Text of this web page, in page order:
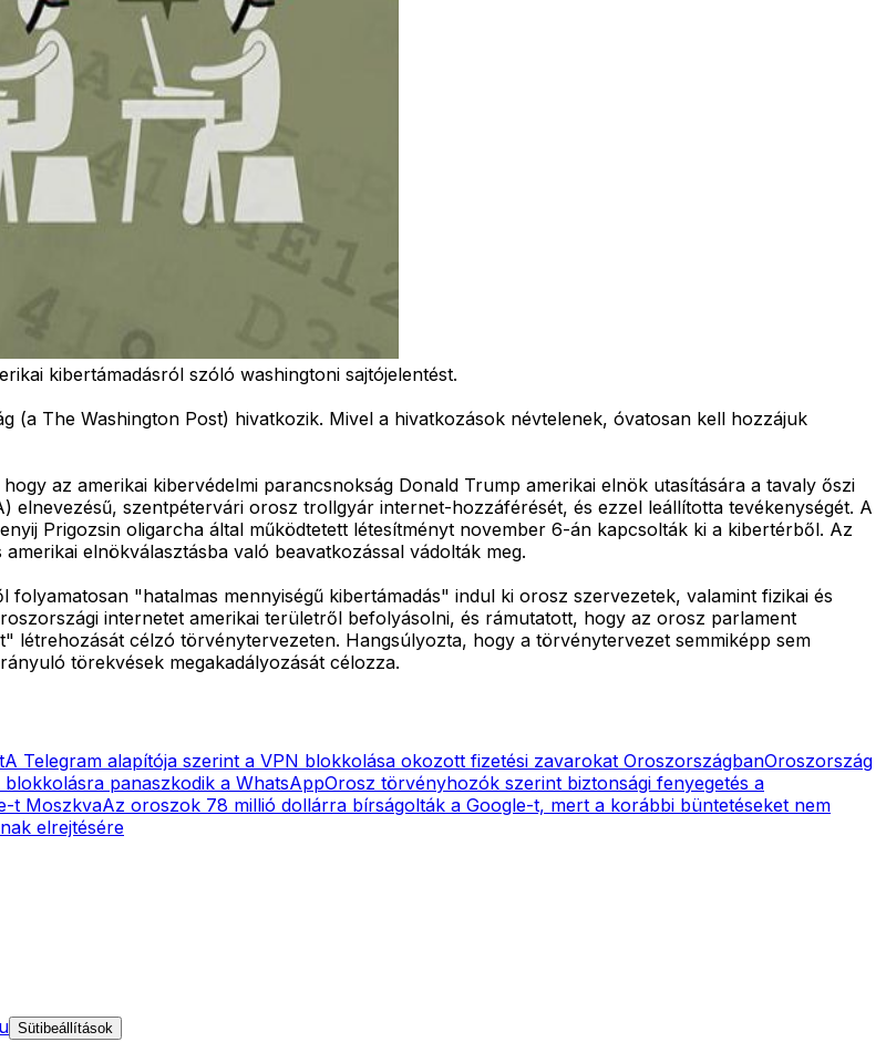
kibertámadásról szóló washingtoni sajtójelentést.
(a The Washington Post) hivatkozik. Mivel a hivatkozások névtelenek, óvatosan kell hozzájuk
hogy az amerikai kibervédelmi parancsnokság Donald Trump amerikai elnök utasítására a tavaly őszi
elnevezésű, szentpétervári orosz trollgyár internet-hozzáférését, és ezzel leállította tevékenységét. A
Prigozsin oligarcha által működtetett létesítményt november 6-án kapcsolták ki a kibertérből. Az
elnökválasztásba való beavatkozással vádolták meg.
"hatalmas mennyiségű kibertámadás" indul ki orosz szervezetek, valamint fizikai és
internetet amerikai területről befolyásolni, és rámutatott, hogy az orosz parlament
létrehozását célzó törvénytervezeten. Hangsúlyozta, hogy a törvénytervezet semmiképp sem
törekvések megakadályozását célozza.
A Telegram alapítója szerint a VPN blokkolása okozott fizetési zavarokat OroszországbanOroszország
panaszkodik a WhatsAppOrosz törvényhozók szerint biztonsági fenyegetés a
t MoszkvaAz oroszok 78 millió dollárra bírságolták a Google-t, mert a korábbi büntetéseket nem
elrejtésére
Sütibeállítások